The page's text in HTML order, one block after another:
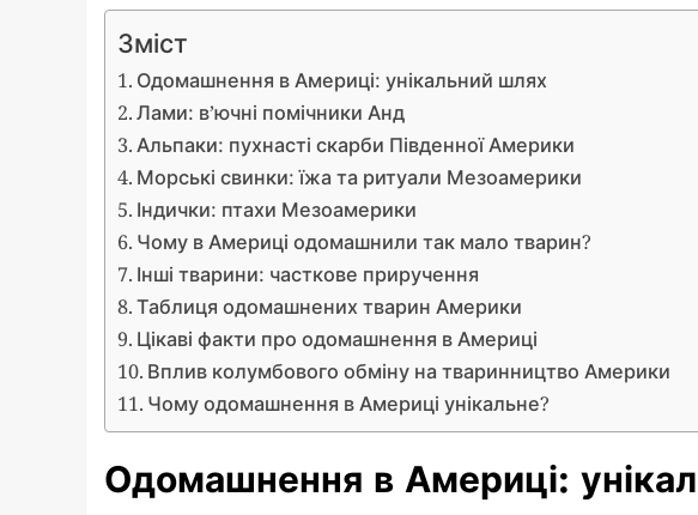
Зміст
Одомашнення в Америці: унікальний шлях
Лами: в’ючні помічники Анд
Альпаки: пухнасті скарби Південної Америки
Морські свинки: їжа та ритуали Мезоамерики
Індички: птахи Мезоамерики
Чому в Америці одомашнили так мало тварин?
Інші тварини: часткове приручення
Таблиця одомашнених тварин Америки
Цікаві факти про одомашнення в Америці
Вплив колумбового обміну на тваринництво Америки
Чому одомашнення в Америці унікальне?
Одомашнення в Америці: